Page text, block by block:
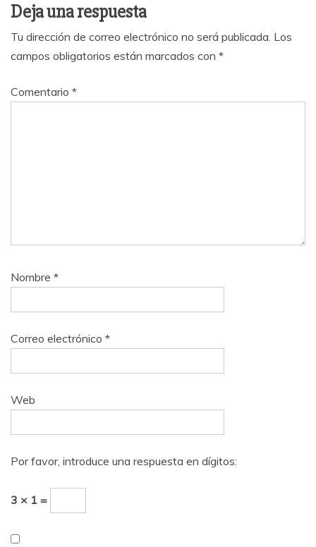
Deja una respuesta
Tu dirección de correo electrónico no será publicada. Los
campos obligatorios están marcados con *
Comentario *
Nombre *
Correo electrónico *
Web
Por favor, introduce una respuesta en dígitos:
3 × 1 =